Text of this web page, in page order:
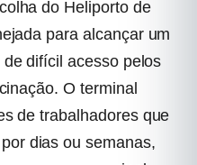
do Heliporto de
para alcançar um
difícil acesso pelos
O terminal
de trabalhadores que
dias ou semanas,